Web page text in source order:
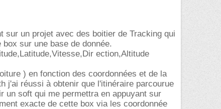
sur un projet avec des boitier de Tracking qui
sur une base de donnée.
ection,Altitude
) en fonction des coordonnées et de la
j'ai réussi à obtenir que l'itinéraire parcourue
un soft qui me permettra en appuyant sur
exacte de cette box via les coordonnée